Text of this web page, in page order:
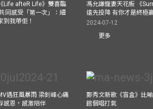
Life afteR Life》雙喜臨
同感受「第一次」：細
到我帶佢！
馮允謙寵妻天花板 《
遠先投降 有你才是終極
2024-07-12
更多
遇狂風暴雨 梁釗峰心痛
感恩，感激陪伴
鄭秀文新歌《盲盒》比
館個唱打氣